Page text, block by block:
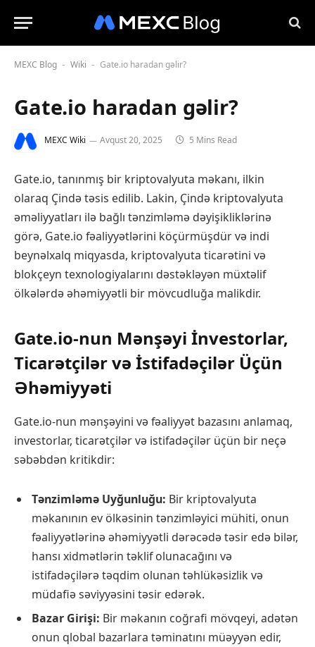
MEXC Blog - Wiki - Gate.io haradan gəlir?
Gate.io haradan gəlir?
MEXC Wiki Avqust 20, 2025 5 Mins Read
Gate.io, tanınmış bir kriptovalyuta məkanı, ilkin
olaraq Çində təsis edilib. Lakin, Çində kriptovalyuta
əməliyyatları ilə bağlı tənzimləmə dəyişikliklərinə
görə, Gate.io fəaliyyətlərini köçürmüşdür və indi
beynəlxalq miqyasda, kriptovalyuta ticarətini və
blokçeyn texnologiyalarını dəstəkləyən müxtəlif
ölkələrdə əhəmiyyətli bir mövcudluğa malikdir.
Gate.io-nun Mənşəyi İnvestorlar,
Ticarətçilər və İstifadəçilər Üçün
Əhəmiyyəti
Gate.io-nun mənşəyini və fəaliyyət bazasını anlamaq,
investorlar, ticarətçilər və istifadəçilər üçün bir neçə
səbəbdən kritikdir:
Tənzimləmə Uyğunluğu: Bir kriptovalyuta
məkanının ev ölkəsinin tənzimləyici mühiti, onun
fəaliyyətlərinə əhəmiyyətli dərəcədə təsir edə bilər,
hansı xidmətlərin təklif olunacağını və
istifadəçilərə təqdim olunan təhlükəsizlik və
müdafiə səviyyəsini təsir edərək.
Bazar Girişi: Bir məkanın coğrafi mövqeyi, adətən
onun qlobal bazarlara təminatını müəyyən edir,